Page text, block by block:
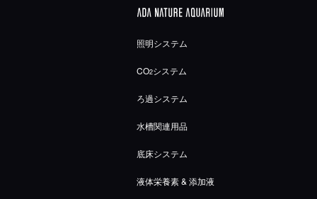
照明システム
CO2システム
ろ過システム
水槽関連用品
底床システム
液体栄養素 & 添加液